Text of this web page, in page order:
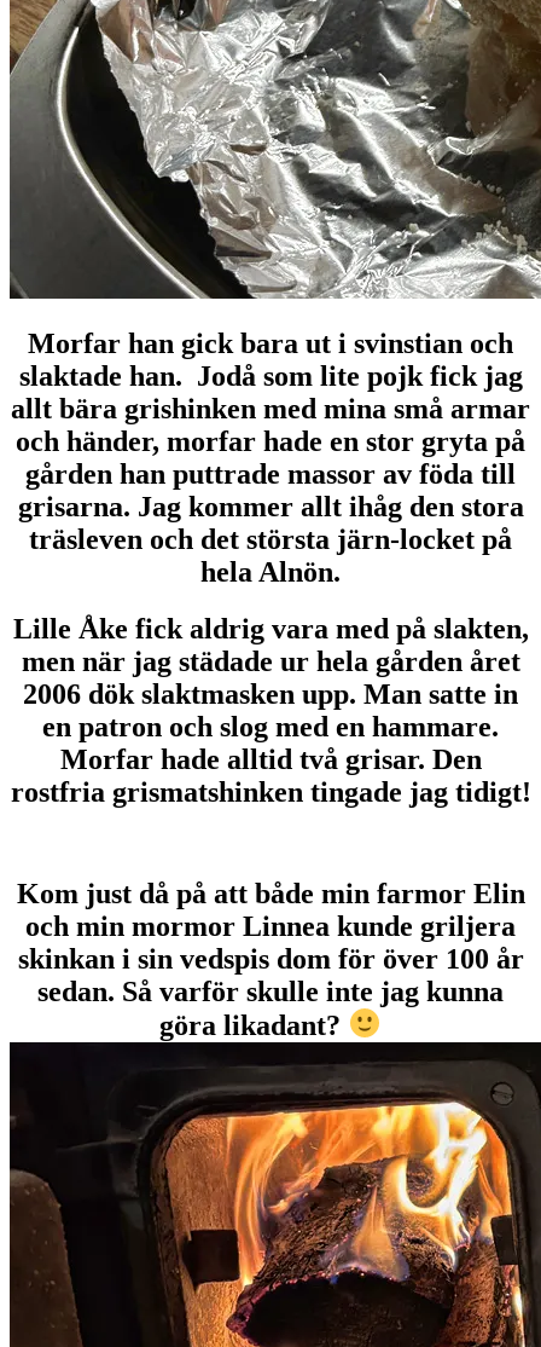
Morfar han gick bara ut i svinstian och
slaktade han. Jodå som lite pojk fick jag
allt bära grishinken med mina små armar
och händer, morfar hade en stor gryta på
gården han puttrade massor av föda till
grisarna. Jag kommer allt ihåg den stora
träsleven och det största järn-locket på
hela Alnön.
Lille Åke fick aldrig vara med på slakten,
men när jag städade ur hela gården året
2006 dök slaktmasken upp. Man satte in
en patron och slog med en hammare.
Morfar hade alltid två grisar. Den
rostfria grismatshinken tingade jag tidigt!
Kom just då på att både min farmor Elin
och min mormor Linnea kunde griljera
skinkan i sin vedspis dom för över 100 år
sedan. Så varför skulle inte jag kunna
göra likadant?